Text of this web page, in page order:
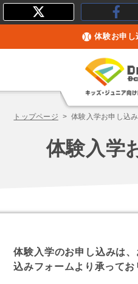
体験お申し
トップページ 体験入学お申し込み
体験入学
体験入学のお申し込みは
込みフォームより承ってお